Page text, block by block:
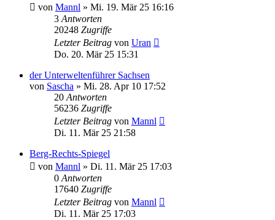
von Mannl » Mi. 19. Mär 25 16:16
3 Antworten
20248 Zugriffe
Letzter Beitrag von Uran
Do. 20. Mär 25 15:31
der Unterweltenführer Sachsen
von Sascha » Mi. 28. Apr 10 17:52
20 Antworten
56236 Zugriffe
Letzter Beitrag von Mannl
Di. 11. Mär 25 21:58
Berg-Rechts-Spiegel
von Mannl » Di. 11. Mär 25 17:03
0 Antworten
17640 Zugriffe
Letzter Beitrag von Mannl
Di. 11. Mär 25 17:03